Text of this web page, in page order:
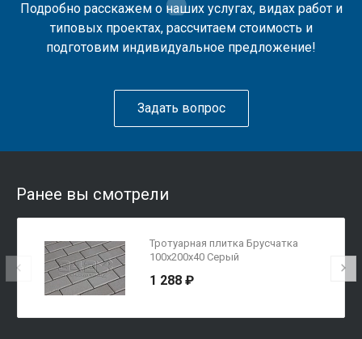
Подробно расскажем о наших услугах, видах работ и
типовых проектах, рассчитаем стоимость и
подготовим индивидуальное предложение!
Задать вопрос
Ранее вы смотрели
Тротуарная плитка Брусчатка
100х200х40 Серый
1 288 ₽